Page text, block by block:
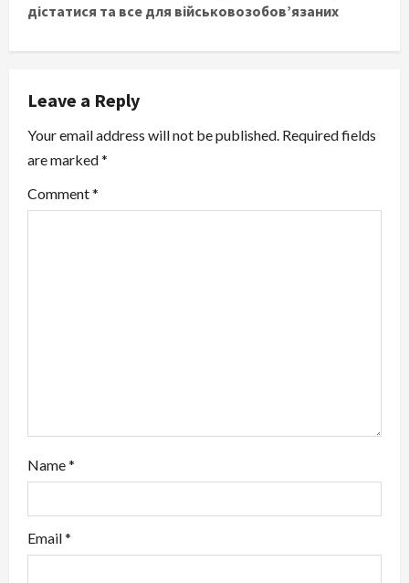
n
a
v
i
g
a
дістатися та все для військовозобов’язаних
Leave a Reply
Your email address will not be published. Required fields
are marked*
Comment*
Name*
Email*